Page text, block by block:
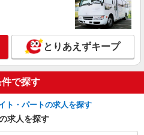
本社 第1営業部
高齢者向け住宅での介護士
者1400円/実務者1500円/介福1550
る
市花見川区
詳細を見る
とりあえずキープ
で探す
ト・パートの求人を探す
求人を探す